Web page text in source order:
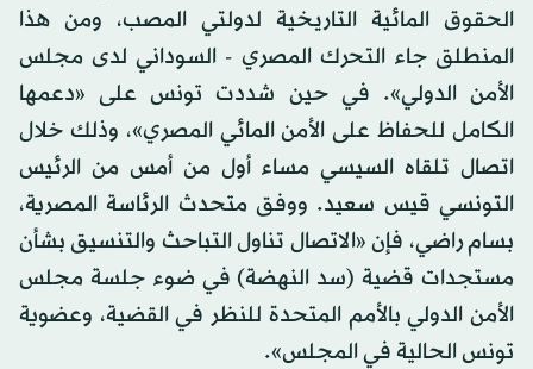
الحقوق المائية التاريخية لدولتي المصب، ومن هذا
المنطلق جاء التحرك المصري - السوداني لدى مجلس
الأمن الدولي». في حين شددت تونس على «دعمها
الكامل للحفاظ على الأمن المائي المصري»، وذلك خلال
اتصال تلقاه السيسي مساء أول من أمس من الرئيس
التونسي قيس سعيد. ووفق متحدث الرئاسة المصرية،
بسام راضي، فإن «الاتصال تناول التباحث والتنسيق بشأن
مستجدات قضية (سد النهضة) في ضوء جلسة مجلس
الأمن الدولي بالأمم المتحدة للنظر في القضية، وعضوية
تونس الحالية في المجلس».